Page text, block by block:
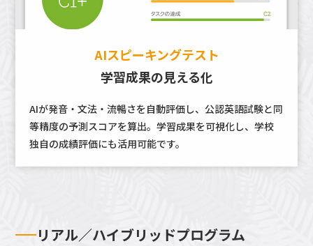
AIスピーキングテスト
学習成果の見える化
AIが発音・文法・流暢さを自動評価し、公認英語試験と同
等精度の予測スコアを算出。学習成果を可視化し、学校
独自の成績評価にも活用可能です。
リアル／ハイブリッドプログラム